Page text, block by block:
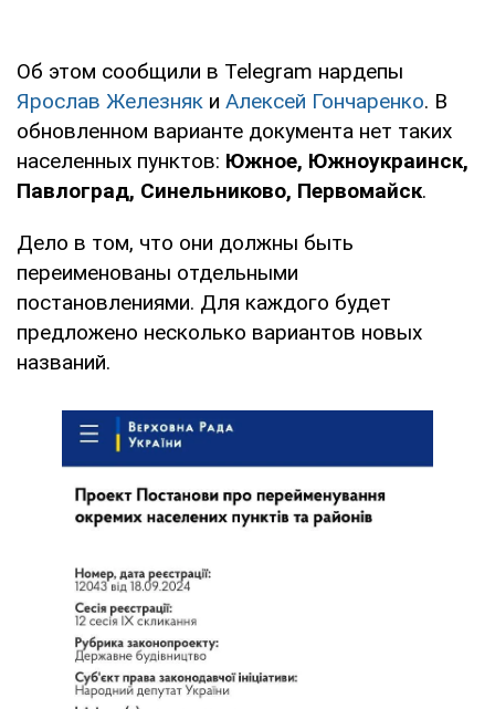
Об этом сообщили в Telegram нардепы
Ярослав Железняк и Алексей Гончаренко. В
обновленном варианте документа нет таких
населенных пунктов: Южное, Южноукраинск,
Павлоград, Синельниково, Первомайск.
Дело в том, что они должны быть
переименованы отдельными
постановлениями. Для каждого будет
предложено несколько вариантов новых
названий.